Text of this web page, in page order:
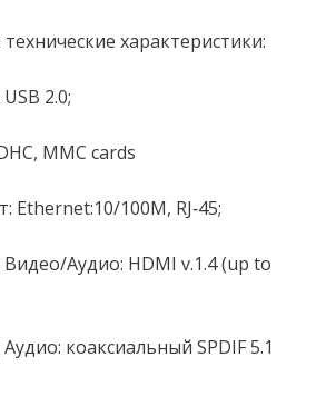
характеристики:
2.0;
ММС саrds
Еthеrnеt:10/100М, RJ-45;
Аудио: НDМI v.1.4 (uр tо
коаксиальный SРDIF 5.1